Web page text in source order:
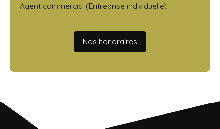
Agent commercial (Entreprise individuelle)
Nos honoraires